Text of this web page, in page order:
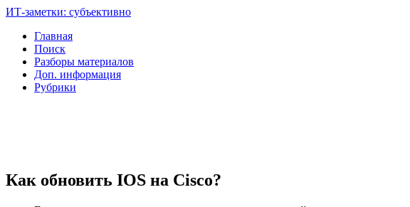
ИТ-заметки: субъективно
Главная
Поиск
Разборы материалов
Доп. информация
Рубрики
Как обновить IOS на Cisco?